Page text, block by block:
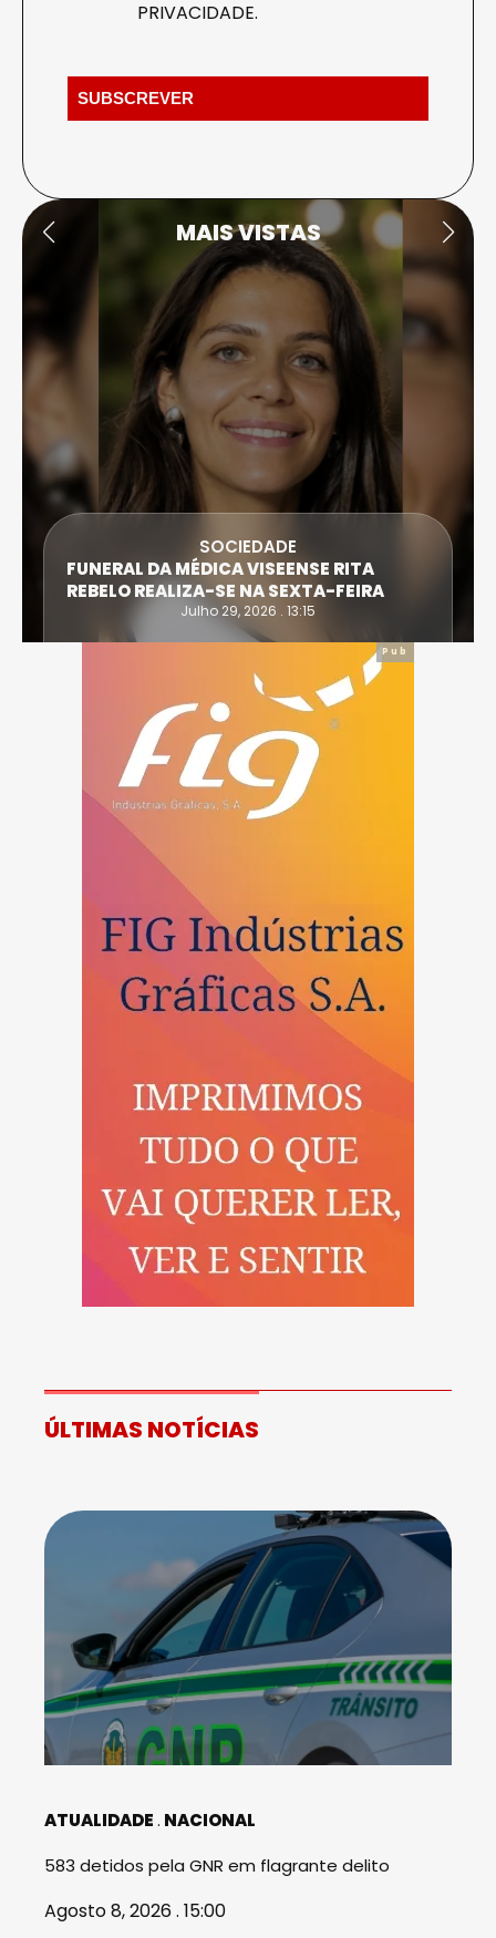
PRIVACIDADE.
MAIS VISTAS
SOCIEDADE
FUNERAL DA MÉDICA VISEENSE RITA
REBELO REALIZA-SE NA SEXTA-FEIRA
Julho 29, 2026 . 13:15
Pub
ÚLTIMAS NOTÍCIAS
ATUALIDADE NACIONAL
583 detidos pela GNR em flagrante delito
Agosto 8, 2026 . 15:00